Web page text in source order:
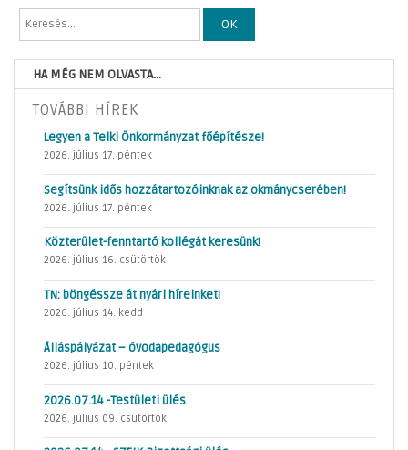
OK
HA MÉG NEM OLVASTA...
TOVÁBBI HÍREK
Legyen a Telki Önkormányzat főépítésze!
2026. július 17. péntek
Segítsünk idős hozzátartozóinknak az okmánycserében!
2026. július 17. péntek
Közterület-fenntartó kollégát keresünk!
2026. július 16. csütörtök
TN: böngéssze át nyári híreinket!
2026. július 14. kedd
Álláspályázat – óvodapedagógus
2026. július 10. péntek
2026.07.14 -Testületi ülés
2026. július 09. csütörtök